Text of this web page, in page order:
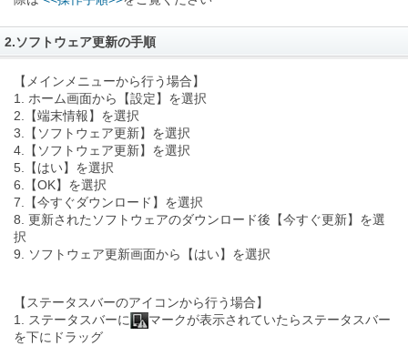
2.ソフトウェア更新の手順
【メインメニューから行う場合】
1. ホーム画面から【設定】を選択
2.【端末情報】を選択
3.【ソフトウェア更新】を選択
4.【ソフトウェア更新】を選択
5.【はい】を選択
6.【OK】を選択
7.【今すぐダウンロード】を選択
8. 更新されたソフトウェアのダウンロード後【今すぐ更新】を選
択
9. ソフトウェア更新画面から【はい】を選択
【ステータスバーのアイコンから行う場合】
1. ステータスバーに
マークが表示されていたらステータスバー
を下にドラッグ